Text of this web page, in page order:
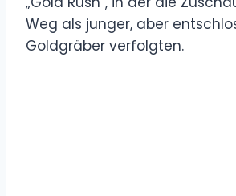
Weg als junger, aber
Goldgräber verfolgten.